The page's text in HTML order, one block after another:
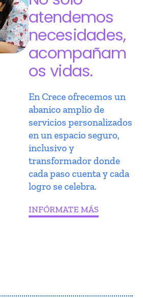
atendemos
necesidades,
acompañam
os vidas.
En Crece ofrecemos un
abanico amplio de
servicios personalizados
en un espacio seguro,
inclusivo y
transformador donde
cada paso cuenta y cada
logro se celebra.
INFÓRMATE MÁS